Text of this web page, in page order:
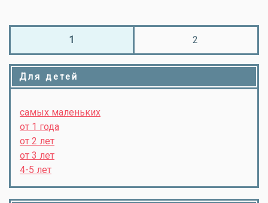
1 2
Для детей
самых маленьких
от 1 года
от 2 лет
от 3 лет
4-5 лет